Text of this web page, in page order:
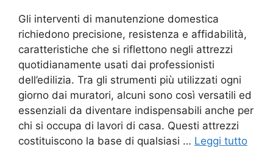
Gli interventi di manutenzione domestica
richiedono precisione, resistenza e affidabilità,
caratteristiche che si riflettono negli attrezzi
quotidianamente usati dai professionisti
dell’edilizia. Tra gli strumenti più utilizzati ogni
giorno dai muratori, alcuni sono così versatili ed
essenziali da diventare indispensabili anche per
chi si occupa di lavori di casa. Questi attrezzi
costituiscono la base di qualsiasi … Leggi tutto